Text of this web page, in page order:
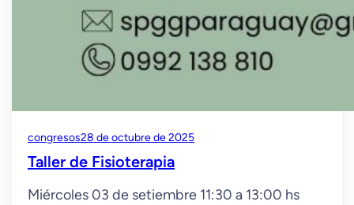
congresos28 de octubre de 2025
Taller de Fisioterapia
Miércoles 03 de setiembre 11:30 a 13:00 hs